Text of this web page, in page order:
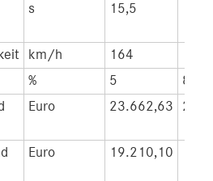
s 15,5
km/h 164
% 5
8
Euro 23.662,63
Euro 19.210,10